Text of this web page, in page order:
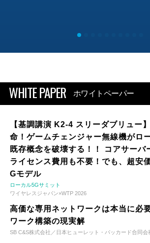
WHITE PAPER ホワイトペーパー
【基調講演 K2-4 スリーダブリュー
命！ゲームチェンジャー無線機がロ
既存概念を破壊する！！ コアサーバ
ライセンス費用も不要！でも、超安
Gモデル
ローカル5Gサミット
ワイヤレスジャパン×WTP 2026
高価な専用ネットワークは本当に必
ワーク構築の現実解
SB C&S株式会社／日本ヒューレット・パッカード合同会